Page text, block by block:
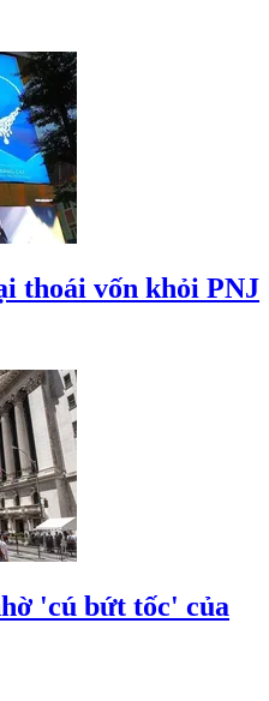
thoái vốn khỏi PNJ
'cú bứt tốc' của